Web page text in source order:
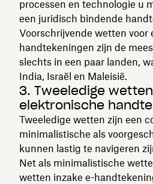
processen en technologie u
een juridisch bindende
Voorschrijvende wetten voor
handtekeningen zijn de
slechts in een paar landen,
India, Israël en Maleisië.
3. Tweeledige
elektronische
Tweeledige wetten zijn een
minimalistische als
kunnen lastig te navigeren
Net als minimalistische
wetten inzake e-